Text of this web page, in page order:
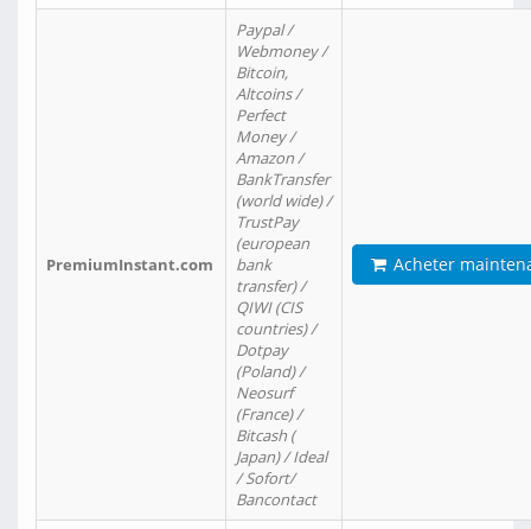
PremiumInstant.com
Paypal /
Webmoney /
Bitcoin,
Altcoins /
Perfect
Money /
Amazon /
BankTransfer
(world wide) /
TrustPay
(european
bank
transfer) /
QIWI (CIS
countries) /
Dotpay
(Poland) /
Neosurf
(France) /
Bitcash (
Japan) / Ideal
/ Sofort/
Bancontact
Acheter